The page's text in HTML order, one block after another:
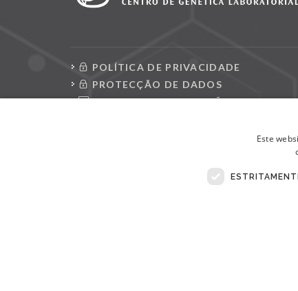
POLÍTICA DE PRIVACIDADE
PROTECÇÃO DE DADOS
CONSULTAR REQUISIÇÕES
Este